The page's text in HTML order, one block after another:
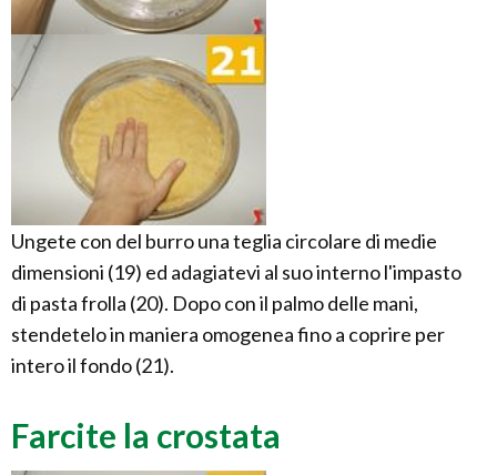
Ungete con del burro una teglia circolare di medie
dimensioni (19) ed adagiatevi al suo interno l'impasto
di pasta frolla (20). Dopo con il palmo delle mani,
stendetelo in maniera omogenea fino a coprire per
intero il fondo (21).
Farcite la crostata